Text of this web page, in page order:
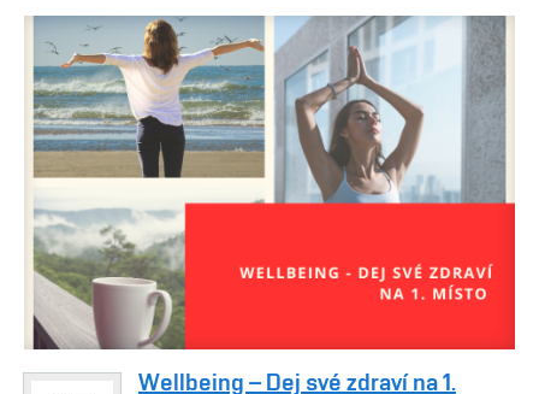
Wellbeing – Dej své zdraví na 1.